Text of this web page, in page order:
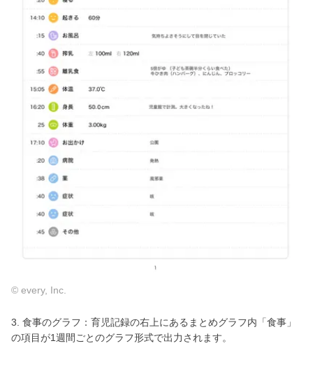
© every, Inc.
3. 食事のグラフ：育児記録の右上にあるまとめグラフ内「食事」
の項目が1週間ごとのグラフ形式で出力されます。